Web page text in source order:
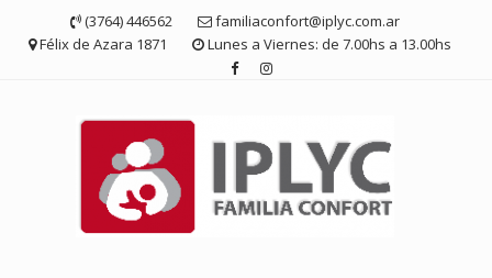
contenido
(3764) 446562
familiaconfort@iplyc.com.ar
Félix de Azara 1871
Lunes a Viernes: de 7.00hs a 13.00hs